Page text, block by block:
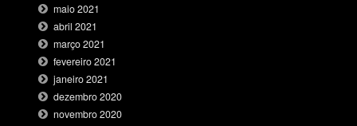
maio 2021
abril 2021
março 2021
fevereiro 2021
janeiro 2021
dezembro 2020
novembro 2020